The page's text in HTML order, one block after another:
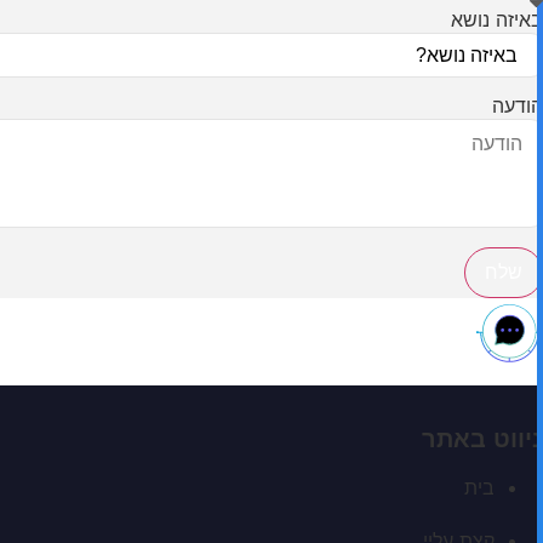
באיזה נושא
הודעה
ניווט באתר
בית